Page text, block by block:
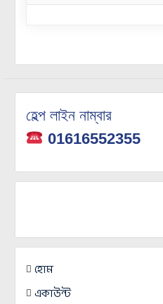
হেল্প লাইন নাম্বার
01616552355
হোম
একাউন্ট